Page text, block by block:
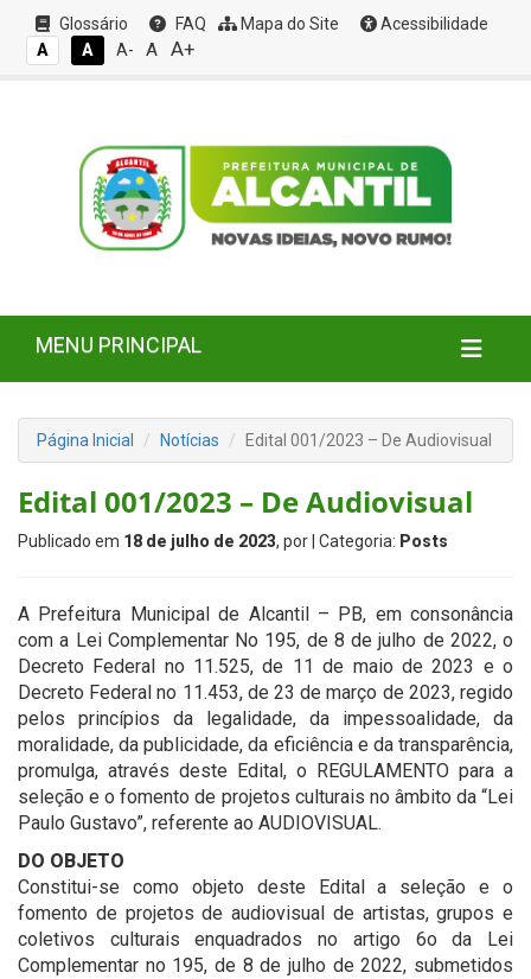
Glossário FAQ Mapa do Site
Acessibilidade
A
A A- A A+
MENU PRINCIPAL
Página Inicial Notícias Edital 001/2023 – De Audiovisual
Edital 001/2023 – De Audiovisual
Publicado em 18 de julho de 2023, por | Categoria: Posts
A Prefeitura Municipal de Alcantil – PB, em consonância
com a Lei Complementar No 195, de 8 de julho de 2022, o
Decreto Federal no 11.525, de 11 de maio de 2023 e o
Decreto Federal no 11.453, de 23 de março de 2023, regido
pelos princípios da legalidade, da impessoalidade, da
moralidade, da publicidade, da eficiência e da transparência,
promulga, através deste Edital, o REGULAMENTO para a
seleção e o fomento de projetos culturais no âmbito da “Lei
Paulo Gustavo”, referente ao AUDIOVISUAL.
DO OBJETO
Constitui-se como objeto deste Edital a seleção e o
fomento de projetos de audiovisual de artistas, grupos e
coletivos culturais enquadrados no artigo 6o da Lei
Complementar no 195, de 8 de julho de 2022, submetidos